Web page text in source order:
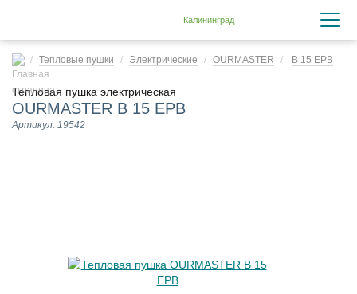
Калининград
Тепловые пушки Электрические OURMASTER B 15 EPB
Тепловая пушка электрическая
OURMASTER B 15 EPB
Артикул: 19542